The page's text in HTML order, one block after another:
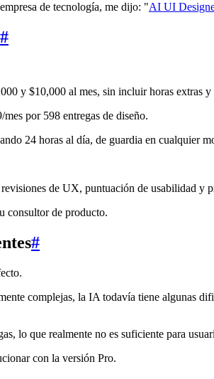
de tecnología, me dijo: "AI UI
#
y $10,000 al mes, sin incluir horas extras
por 598 entregas de diseño.
24 horas al día, de guardia en cualquier
de UX, puntuación de usabilidad y
consultor de producto.
#
complejas, la IA todavía tiene algunas
lo que realmente no es suficiente para
con la versión Pro.